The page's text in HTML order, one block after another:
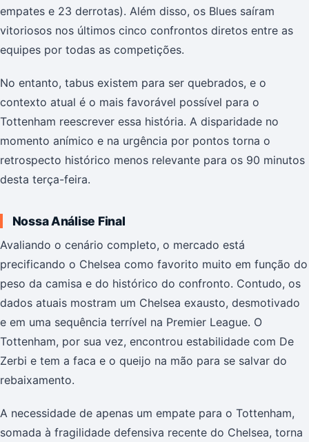
empates e 23 derrotas). Além disso, os Blues saíram
vitoriosos nos últimos cinco confrontos diretos entre as
equipes por todas as competições.
No entanto, tabus existem para ser quebrados, e o
contexto atual é o mais favorável possível para o
Tottenham reescrever essa história. A disparidade no
momento anímico e na urgência por pontos torna o
retrospecto histórico menos relevante para os 90 minutos
desta terça-feira.
Nossa Análise Final
Avaliando o cenário completo, o mercado está
precificando o Chelsea como favorito muito em função do
peso da camisa e do histórico do confronto. Contudo, os
dados atuais mostram um Chelsea exausto, desmotivado
e em uma sequência terrível na Premier League. O
Tottenham, por sua vez, encontrou estabilidade com De
Zerbi e tem a faca e o queijo na mão para se salvar do
rebaixamento.
A necessidade de apenas um empate para o Tottenham,
somada à fragilidade defensiva recente do Chelsea, torna